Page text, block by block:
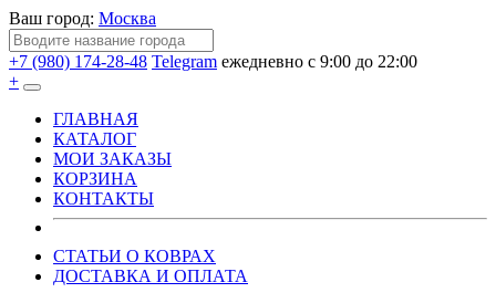
Ваш город: Москва
+7 (980) 174-28-48 Telegram ежедневно с 9:00 до 22:00
+
ГЛАВНАЯ
КАТАЛОГ
МОИ ЗАКАЗЫ
КОРЗИНА
КОНТАКТЫ
СТАТЬИ О КОВРАХ
ДОСТАВКА И ОПЛАТА